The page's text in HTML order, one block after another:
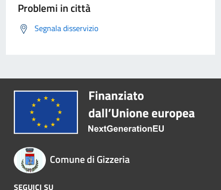
Problemi in città
Segnala disservizio
Comune di Gizzeria
SEGUICI SU